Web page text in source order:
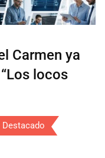
Carmen ya
locos
Destacado